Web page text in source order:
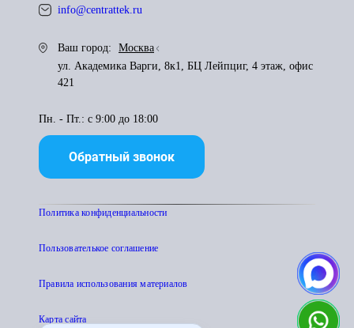
info@centrattek.ru
Ваш город:
Москва
ул. Академика Варги, 8к1, БЦ Лейпциг, 4 этаж, офис
421
Пн. - Пт.: с 9:00 до 18:00
Обратный звонок
Политика конфиденциальности
Пользователькое соглашение
Правила использования материалов
Карта сайта